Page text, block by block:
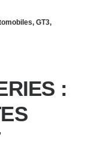
, GT3,
: